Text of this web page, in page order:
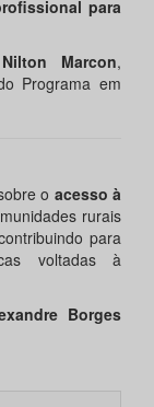
para
Marcon,
Programa em
o acesso à
rurais
para
voltadas à
Borges